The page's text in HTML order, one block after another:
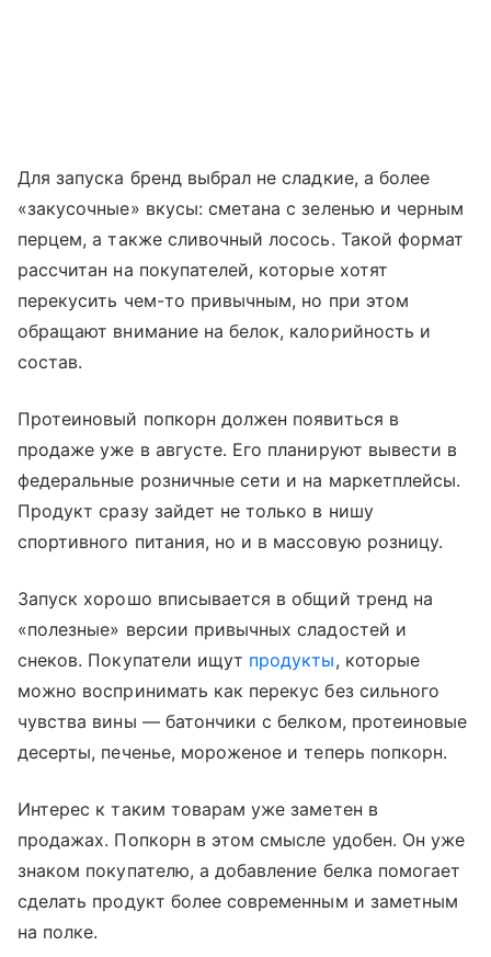
Для запуска бренд выбрал не сладкие, а более
«закусочные» вкусы: сметана с зеленью и черным
перцем, а также сливочный лосось. Такой формат
рассчитан на покупателей, которые хотят
перекусить чем-то привычным, но при этом
обращают внимание на белок, калорийность и
состав.
Протеиновый попкорн должен появиться в
продаже уже в августе. Его планируют вывести в
федеральные розничные сети и на маркетплейсы.
Продукт сразу зайдет не только в нишу
спортивного питания, но и в массовую розницу.
Запуск хорошо вписывается в общий тренд на
«полезные» версии привычных сладостей и
снеков. Покупатели ищут продукты, которые
можно воспринимать как перекус без сильного
чувства вины — батончики с белком, протеиновые
десерты, печенье, мороженое и теперь попкорн.
Интерес к таким товарам уже заметен в
продажах. Попкорн в этом смысле удобен. Он уже
знаком покупателю, а добавление белка помогает
сделать продукт более современным и заметным
на полке.